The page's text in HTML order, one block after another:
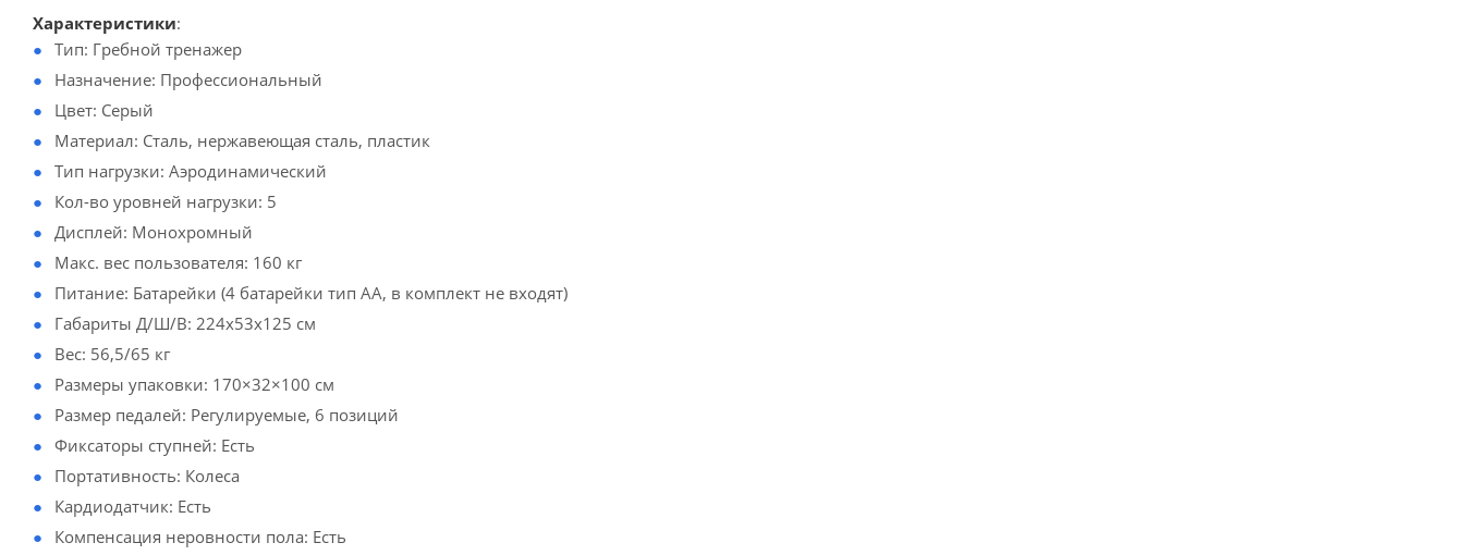
Характеристики:
Тип: Гребной тренажер
Назначение: Профессиональный
Цвет: Серый
Материал: Сталь, нержавеющая сталь, пластик
Тип нагрузки: Аэродинамический
Кол-во уровней нагрузки: 5
Дисплей: Монохромный
Макс. вес пользователя: 160 кг
Питание: Батарейки (4 батарейки тип АА, в комплект не входят)
Габариты Д/Ш/В: 224х53х125 см
Вес: 56,5/65 кг
Размеры упаковки: 170×32×100 см
Размер педалей: Регулируемые, 6 позиций
Фиксаторы ступней: Есть
Портативность: Колеса
Кардиодатчик: Есть
Компенсация неровности пола: Есть